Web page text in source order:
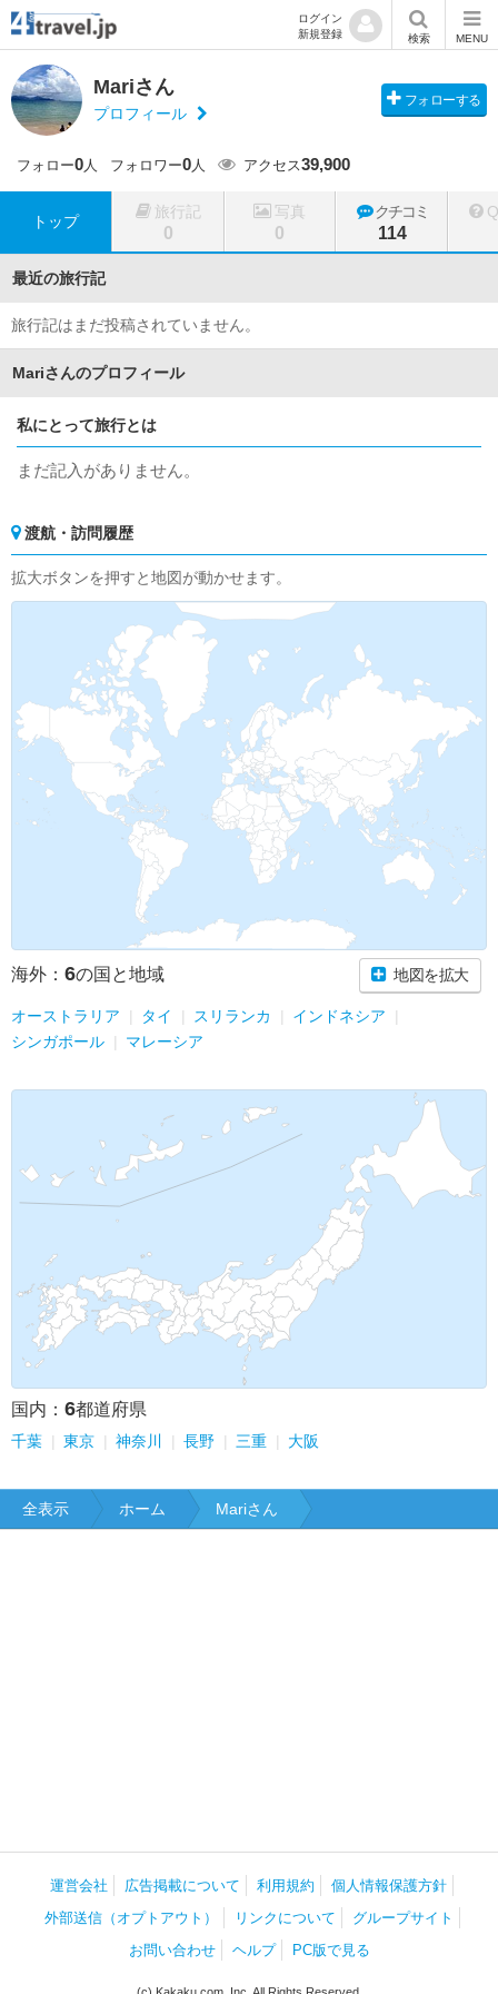
ログイン
新規登録
検索 MENU
Mariさん
プロフィール
フォローする
フォロー0人 フォロワー0人 アクセス39,900
トップ
旅行記
0
写真
0
クチコミ
114
最近の旅行記
旅行記はまだ投稿されていません。
Mariさんのプロフィール
私にとって旅行とは
まだ記入がありません。
渡航・訪問履歴
拡大ボタンを押すと地図が動かせます。
海外： 6の国と地域 地図を拡大
オーストラリア タイ スリランカ
インドネシア
シンガポール
マレーシア
国内： 6都道府県
千葉 東京 神奈川 長野 三重 大阪
全表示 ホーム Mariさん
運営会社 広告掲載について 利用規約
個人情報保護方針
外部送信（オプトアウト）
リンクについて
グループサイト
お問い合わせ
ヘルプ PC版で見る